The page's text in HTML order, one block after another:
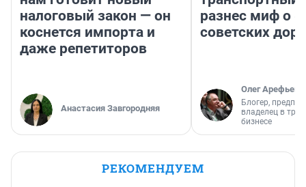
налоговый закон — он
коснется импорта и
даже репетиторов
Анастасия Завгородняя
разнес миф о
советских
Олег Арефьев
Блогер,
владелец в
бизнесе
РЕКОМЕНДУЕМ